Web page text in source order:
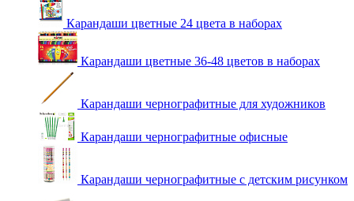
Карандаши цветные 24 цвета в наборах
Карандаши цветные 36-48 цветов в наборах
Карандаши чернографитные для художников
Карандаши чернографитные офисные
Карандаши чернографитные с детским рисунком